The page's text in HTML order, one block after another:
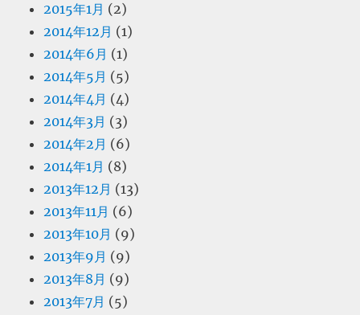
2015年1月 (2)
2014年12月 (1)
2014年6月 (1)
2014年5月 (5)
2014年4月 (4)
2014年3月 (3)
2014年2月 (6)
2014年1月 (8)
2013年12月 (13)
2013年11月 (6)
2013年10月 (9)
2013年9月 (9)
2013年8月 (9)
2013年7月 (5)